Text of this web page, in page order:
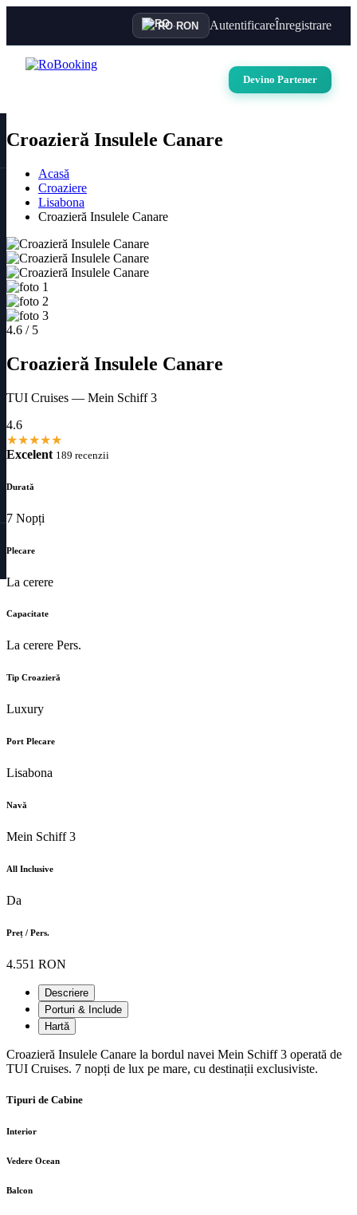
RO·RON AutentificareÎnregistrare
Devino Partener
Croazieră Insulele Canare
Acasă
Croaziere
Lisabona
Croazieră Insulele Canare
4.6 / 5
Croazieră Insulele Canare
TUI Cruises — Mein Schiff 3
4.6
★★★★★
Excelent 189 recenzii
Durată
7 Nopți
Plecare
La cerere
Capacitate
La cerere Pers.
Tip Croazieră
Luxury
Port Plecare
Lisabona
Navă
Mein Schiff 3
All Inclusive
Da
Preț / Pers.
4.551 RON
Descriere
Porturi & Include
Hartă
Croazieră Insulele Canare la bordul navei Mein Schiff 3 operată de
TUI Cruises. 7 nopți de lux pe mare, cu destinații exclusiviste.
Tipuri de Cabine
Interior
Vedere Ocean
Balcon